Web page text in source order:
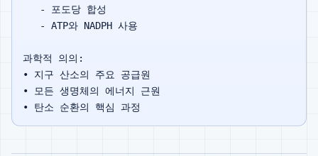
   - 포도당 합성
   - ATP와 NADPH 사용
과학적 의의:
• 지구 산소의 주요 공급원
• 모든 생명체의 에너지 근원